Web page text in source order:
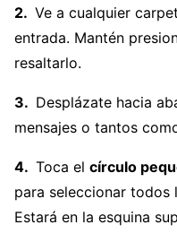
Ve a cualquier
entrada. Mantén
resaltarlo.
Desplázate hacia
mensajes o tantos
Toca el círculo
para seleccionar todos
Estará en la esquina